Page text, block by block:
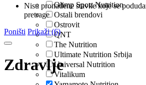
Olimp Sport Nutrition
Ostali brendovi
Ostrovit
QNT
The Nutrition
Ultimate Nutrition Srbija
Universal Nutrition
Vitalikum
Nisu pronađene stavke koje se
pretrage
Poništi Prikaži (6)
Zdravlje